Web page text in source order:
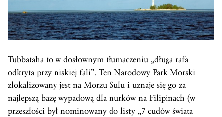
Tubbataha to w dosłownym tłumaczeniu „długa rafa
odkryta przy niskiej fali”. Ten Narodowy Park Morski
zlokalizowany jest na Morzu Sulu i uznaje się go za
najlepszą bazę wypadową dla nurków na Filipinach (w
przeszłości był nominowany do listy „7 cudów świata